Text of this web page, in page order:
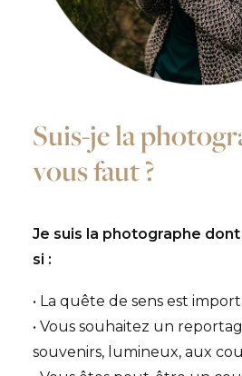
Suis-je la
vous faut ?
Je suis la photographe
si :
• La quête de sens est
• Vous souhaitez un
souvenirs, lumineux, aux